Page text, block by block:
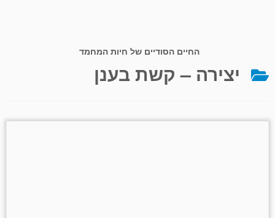
החיים הסודיים של חיות המחמד
יצירה – קשת בענן